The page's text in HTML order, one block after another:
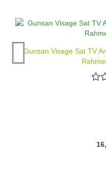
Gunsan Visage Sat TV